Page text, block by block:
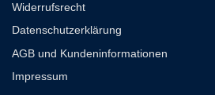
Widerrufsrecht
Datenschutzerklärung
AGB und Kundeninformationen
Impressum